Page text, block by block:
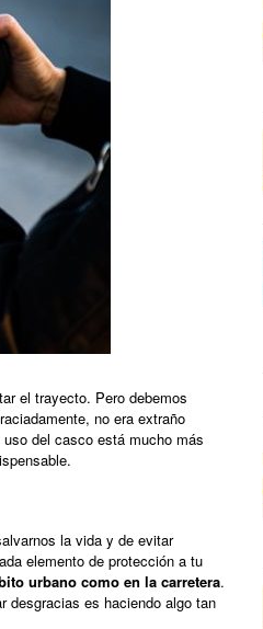
el trayecto. Pero debemos
no era extraño
del casco está mucho más
la vida y de evitar
elemento de protección a tu
urbano como en la carretera.
desgracias es haciendo algo tan